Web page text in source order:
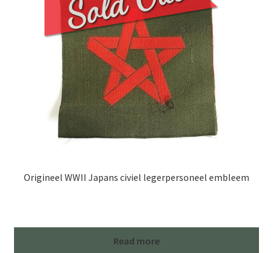
Origineel WWII Japans civiel legerpersoneel embleem
Read more